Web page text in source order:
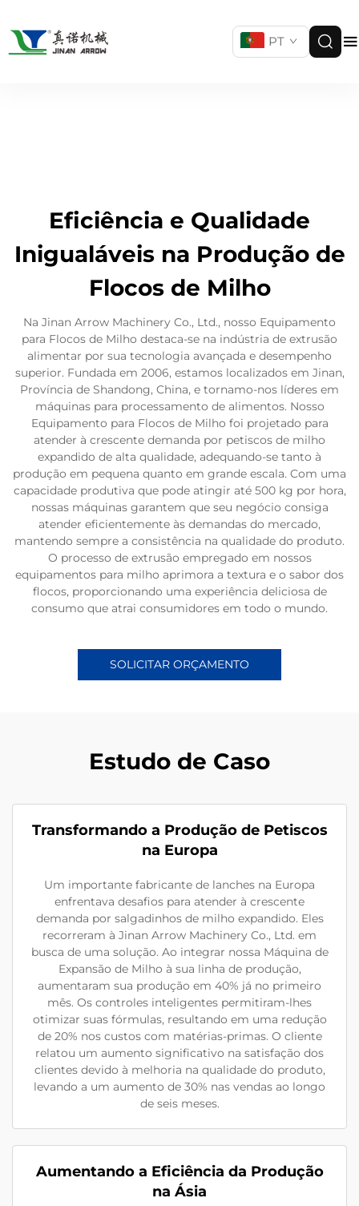
PT
Eficiência e Qualidade
Inigualáveis na Produção de
Flocos de Milho
Na Jinan Arrow Machinery Co., Ltd., nosso Equipamento
para Flocos de Milho destaca-se na indústria de extrusão
alimentar por sua tecnologia avançada e desempenho
superior. Fundada em 2006, estamos localizados em Jinan,
Província de Shandong, China, e tornamo-nos líderes em
máquinas para processamento de alimentos. Nosso
Equipamento para Flocos de Milho foi projetado para
atender à crescente demanda por petiscos de milho
expandido de alta qualidade, adequando-se tanto à
produção em pequena quanto em grande escala. Com uma
capacidade produtiva que pode atingir até 500 kg por hora,
nossas máquinas garantem que seu negócio consiga
atender eficientemente às demandas do mercado,
mantendo sempre a consistência na qualidade do produto.
O processo de extrusão empregado em nossos
equipamentos para milho aprimora a textura e o sabor dos
flocos, proporcionando uma experiência deliciosa de
consumo que atrai consumidores em todo o mundo.
SOLICITAR ORÇAMENTO
Estudo de Caso
Transformando a Produção de Petiscos
na Europa
Um importante fabricante de lanches na Europa
enfrentava desafios para atender à crescente
demanda por salgadinhos de milho expandido. Eles
recorreram à Jinan Arrow Machinery Co., Ltd. em
busca de uma solução. Ao integrar nossa Máquina de
Expansão de Milho à sua linha de produção,
aumentaram sua produção em 40% já no primeiro
mês. Os controles inteligentes permitiram-lhes
otimizar suas fórmulas, resultando em uma redução
de 20% nos custos com matérias-primas. O cliente
relatou um aumento significativo na satisfação dos
clientes devido à melhoria na qualidade do produto,
levando a um aumento de 30% nas vendas ao longo
de seis meses.
Aumentando a Eficiência da Produção
na Ásia